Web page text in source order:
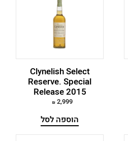
Clynelish Select
Reserve. Special
Release 2015
2,999
הוספה לסל